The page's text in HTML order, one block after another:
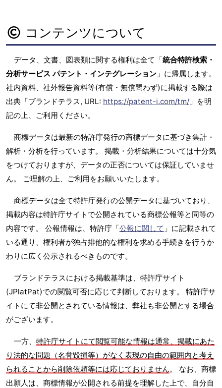
コンテンツについて
データ、文書、図表類に関する権利は全て「統合特許検索・
分析サービス パテント・インテグレーション 」に帰属します。
社内資料、社外報告資料等(有償・無償問わず)に掲載する際は
出典「ブランドテラス, URL: https://patent-i.com/tm/ 」を明
記の上、ご利用ください。
商標データは最新の特許庁発行の商標データに基づき集計・
解析・分析を行っています。 掲載・分析結果については十分気
をつけておりますが、データの正否については保証していませ
ん。 ご理解の上、ご利用をお願いいたします。
商標データは全て特許庁発行の公開データに基づいており、
掲載内容は特許庁サイトで公開されている商標公報等と同等の
内容です。 公報情報は、特許庁「公報に関して 」に記載されて
いる通り、権利者が独占排他的な権利を求める手続きを行うか
わりに広く公示されるべきものです。
ブランドテラスにおける掲載基準は、特許庁サイト
(JPlatPat)での閲覧可否に応じて判断しております。 特許庁サ
イトにて非公開とされている情報は、弊社も非公開とする場合
がございます。
一方、 特許庁サイトにて閲覧可能な情報は通常、掲載にあた
り法的な問題（名誉毀損等）がなく表現の自由の範囲内と考え
られることから削除依頼等には応じておりません。 なお、商標
出願人は、商標情報が公開される前提を理解した上で、自分自